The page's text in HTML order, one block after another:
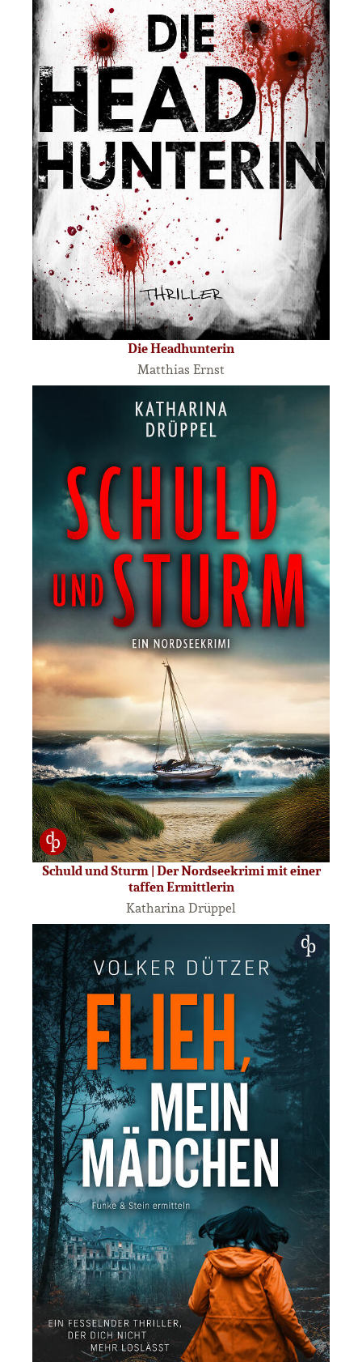
Die Headhunterin
Matthias Ernst
Schuld und Sturm | Der Nordseekrimi mit einer
taffen Ermittlerin
Katharina Drüppel